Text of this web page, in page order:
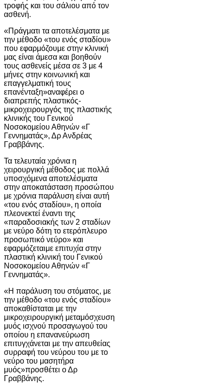
τροφής και του σάλιου από τον
ασθενή.
«Πράγματι τα αποτελέσματα με
την μέθοδο «του ενός σταδίου»
που εφαρμόζουμε στην κλινική
μας είναι άμεσα και βοηθούν
τους ασθενείς μέσα σε 3 με 4
μήνες στην κοινωνική και
επαγγελματική τους
επανένταξη»αναφέρει ο
διαπρεπής πλαστικός-
μικροχειρουργός της πλαστικής
κλινικής του Γενικού
Νοσοκομείου Αθηνών «Γ
Γεννηματάς», Δρ Ανδρέας
Γραββάνης.
Τα τελευταία χρόνια η
χειρουργική μέθοδος με πολλά
υποσχόμενα αποτελέσματα
στην αποκατάσταση προσώπου
με χρόνια παράλυση είναι αυτή
«του ενός σταδίου», η οποία
πλεονεκτεί έναντι της
«παραδοσιακής των 2 σταδίων
με νεύρο δότη το ετερόπλευρο
προσωπικό νεύρο» και
εφαρμόζεταιμε επιτυχία στην
πλαστική κλινική του Γενικού
Νοσοκομείου Αθηνών «Γ
Γεννηματάς».
«Η παράλυση του στόματος, με
την μέθοδο «του ενός σταδίου»
αποκαθίσταται με την
μικροχειρουργική μεταμόσχευση
μυός ισχνού προσαγωγού του
οποίου η επανανεύρωση
επιτυγχάνεται με την απευθείας
συρραφή του νεύρου του με το
νεύρο του μασητήρα
μυός»προσθέτει ο Δρ
Γραββάνης.